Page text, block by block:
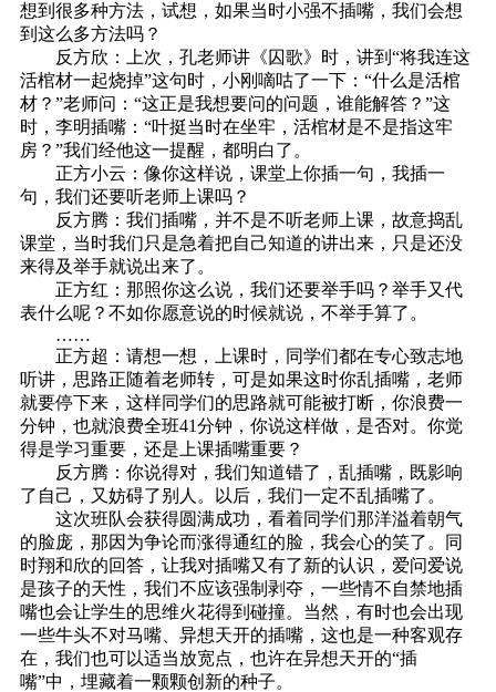
想到很多种方法，试想，如果当时小强不插嘴，我们会想
到这么多方法吗？
反方欣：上次，孔老师讲《囚歌》时，讲到“将我连这
活棺材一起烧掉”这句时，小刚嘀咕了一下：“什么是活棺
材？”老师问：“这正是我想要问的问题，谁能解答？”这
时，李明插嘴：“叶挺当时在坐牢，活棺材是不是指这牢
房？”我们经他这一提醒，都明白了。
正方小云：像你这样说，课堂上你插一句，我插一
句，我们还要听老师上课吗？
反方腾：我们插嘴，并不是不听老师上课，故意捣乱
课堂，当时我们只是急着把自己知道的讲出来，只是还没
来得及举手就说出来了。
正方红：那照你这么说，我们还要举手吗？举手又代
表什么呢？不如你愿意说的时候就说，不举手算了。
……
正方超：请想一想，上课时，同学们都在专心致志地
听讲，思路正随着老师转，可是如果这时你乱插嘴，老师
就要停下来，这样同学们的思路就可能被打断，你浪费一
分钟，也就浪费全班41分钟，你说这样做，是否对。你觉
得是学习重要，还是上课插嘴重要？
反方腾：你说得对，我们知道错了，乱插嘴，既影响
了自己，又妨碍了别人。以后，我们一定不乱插嘴了。
这次班队会获得圆满成功，看着同学们那洋溢着朝气
的脸庞，那因为争论而涨得通红的脸，我会心的笑了。同
时翔和欣的回答，让我对插嘴又有了新的认识，爱问爱说
是孩子的天性，我们不应该强制剥夺，一些情不自禁地插
嘴也会让学生的思维火花得到碰撞。当然，有时也会出现
一些牛头不对马嘴、异想天开的插嘴，这也是一种客观存
在，我们也可以适当放宽点，也许在异想天开的“插
嘴”中，埋藏着一颗颗创新的种子。